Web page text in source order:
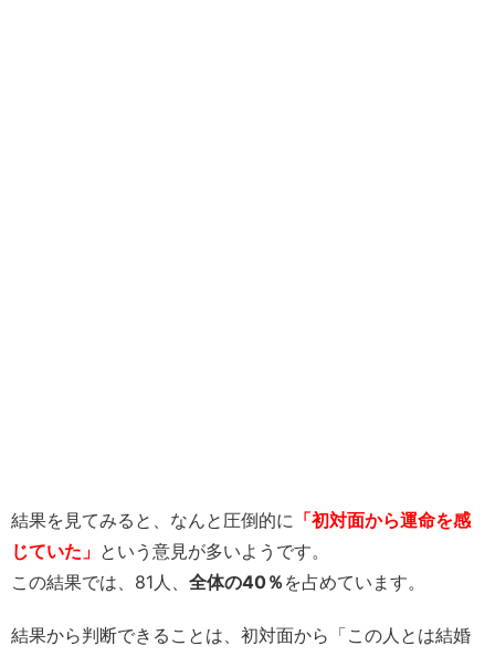
結果を見てみると、なんと圧倒的に 「初対面から運命を感
じていた」 という意見が多いようです。
この結果では、81人、 全体の40％ を占めています。
結果から判断できることは、初対面から「この人とは結婚